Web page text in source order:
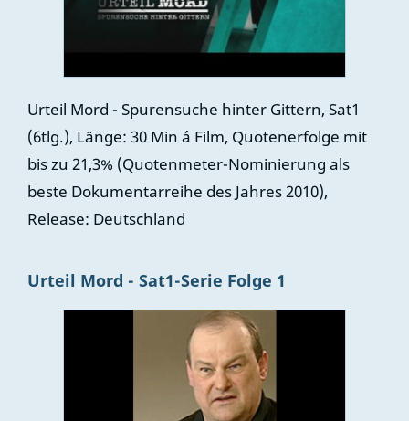
Urteil Mord - Spurensuche hinter Gittern, Sat1
(6tlg.), Länge: 30 Min á Film, Quotenerfolge mit
bis zu 21,3% (Quotenmeter-Nominierung als
beste Dokumentarreihe des Jahres 2010),
Release: Deutschland
Urteil Mord - Sat1-Serie Folge 1